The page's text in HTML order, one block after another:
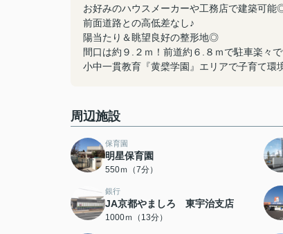
お好みのハウスメーカーや工務店で建築可能
前面道路との高低差なし♪
陽当たり＆眺望良好の整形地◎
間口は約９.２ｍ！前道約６.８ｍで駐車楽々で
小中一貫教育『黄檗学園』エリアで子育て環
周辺施設
保育園
明星保育園
550ｍ（7分）
銀行
JA京都やましろ 東宇治支店
1000ｍ（13分）